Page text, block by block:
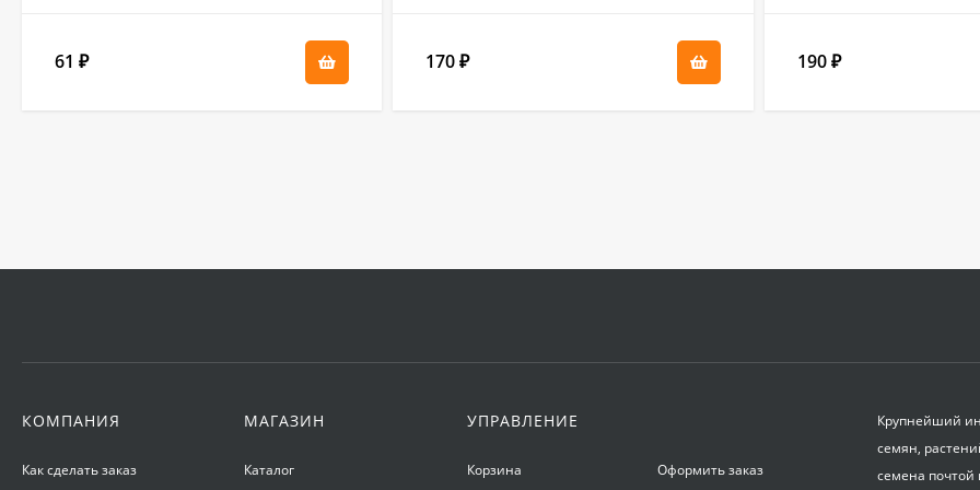
61 ₽ 170₽ 190 ₽
КОМПАНИЯ
Как сделать заказ
МАГАЗИН
Каталог
УПРАВЛЕНИЕ
Корзина
Оформить заказ
Крупнейший
семян,
семена почтой